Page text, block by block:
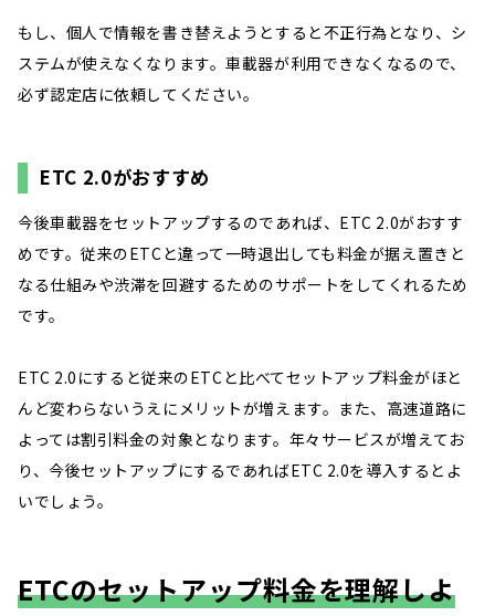
もし、個人で情報を書き替えようとすると不正行為となり、シ
ステムが使えなくなります。車載器が利用できなくなるので、
必ず認定店に依頼してください。
ETC 2.0がおすすめ
今後車載器をセットアップするのであれば、ETC 2.0がおすす
めです。従来のETCと違って一時退出しても料金が据え置きと
なる仕組みや渋滞を回避するためのサポートをしてくれるため
です。
ETC 2.0にすると従来のETCと比べてセットアップ料金がほと
んど変わらないうえにメリットが増えます。また、高速道路に
よっては割引料金の対象となります。年々サービスが増えてお
り、今後セットアップにするであればETC 2.0を導入するとよ
いでしょう。
ETCのセットアップ料金を理解しよ